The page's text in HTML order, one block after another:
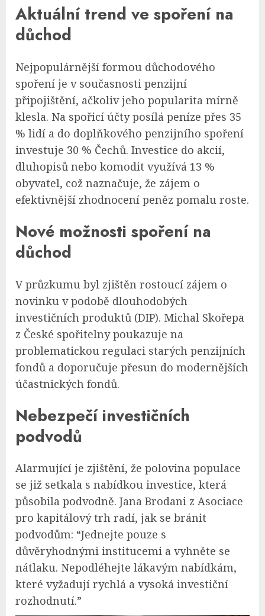
Aktuální trend ve spoření na
důchod
Nejpopulárnější formou důchodového
spoření je v současnosti penzijní
připojištění, ačkoliv jeho popularita mírně
klesla. Na spořicí účty posílá peníze přes 35
% lidí a do doplňkového penzijního spoření
investuje 30 % Čechů. Investice do akcií,
dluhopisů nebo komodit využívá 13 %
obyvatel, což naznačuje, že zájem o
efektivnější zhodnocení peněz pomalu roste.
Nové možnosti spoření na
důchod
V průzkumu byl zjištěn rostoucí zájem o
novinku v podobě dlouhodobých
investičních produktů (DIP). Michal Skořepa
z České spořitelny poukazuje na
problematickou regulaci starých penzijních
fondů a doporučuje přesun do modernějších
účastnických fondů.
Nebezpečí investičních
podvodů
Alarmující je zjištění, že polovina populace
se již setkala s nabídkou investice, která
působila podvodně. Jana Brodani z Asociace
pro kapitálový trh radí, jak se bránit
podvodům: “Jednejte pouze s
důvěryhodnými institucemi a vyhněte se
nátlaku. Nepodléhejte lákavým nabídkám,
které vyžadují rychlá a vysoká investiční
rozhodnutí.”